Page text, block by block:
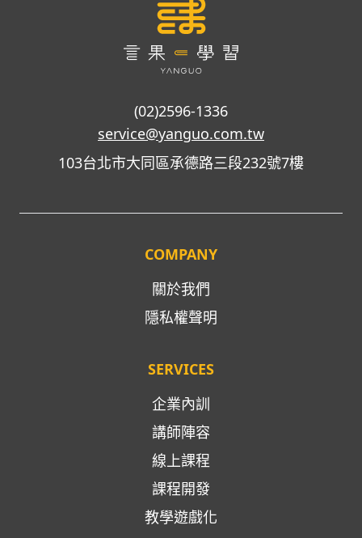
(02)2596-1336
service@yanguo.com.tw
103台北市大同區承德路三段232號7樓
COMPANY
關於我們
隱私權聲明
SERVICES
企業內訓
講師陣容
線上課程
課程開發
教學遊戲化